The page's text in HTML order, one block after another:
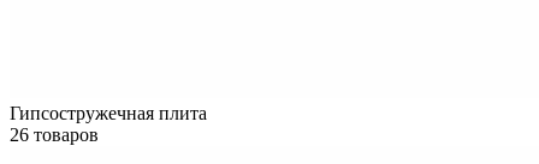
Гипсостружечная плита
26 товаров